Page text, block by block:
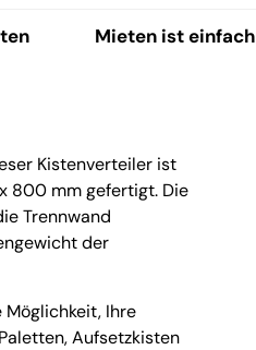
Mieten ist einfach
Kistenverteiler ist
800 mm gefertigt. Die
Trennwand
der
Ihre
Aufsetzkisten